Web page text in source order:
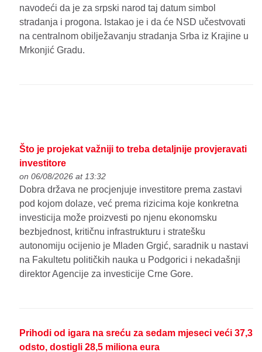
navodeći da je za srpski narod taj datum simbol
stradanja i progona. Istakao je i da će NSD učestvovati
na centralnom obilježavanju stradanja Srba iz Krajine u
Mrkonjić Gradu.
Što je projekat važniji to treba detaljnije provjeravati
investitore
on 06/08/2026 at 13:32
Dobra država ne procjenjuje investitore prema zastavi
pod kojom dolaze, već prema rizicima koje konkretna
investicija može proizvesti po njenu ekonomsku
bezbjednost, kritičnu infrastrukturu i stratešku
autonomiju ocijenio je Mladen Grgić, saradnik u nastavi
na Fakultetu političkih nauka u Podgorici i nekadašnji
direktor Agencije za investicije Crne Gore.
Prihodi od igara na sreću za sedam mjeseci veći 37,3
odsto, dostigli 28,5 miliona eura